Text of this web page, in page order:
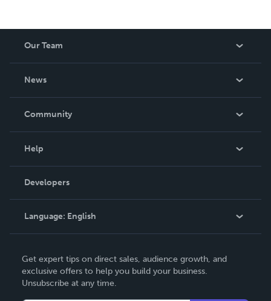
Our Team
News
In The News
Community
Podcast
Help
Order Lookup
Knowledge Base
Contact Support
Developers
Language: English
Deutsch
Français
Get expert tips on direct sales, audience growth, and
exclusive offers to help you build your business.
Unsubscribe at any time.